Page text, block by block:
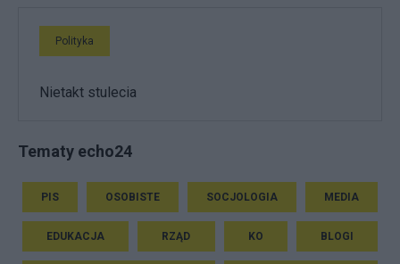
Polityka
Nietakt stulecia
Tematy echo24
PIS OSOBISTE SOCJOLOGIA MEDIA
EDUKACJA RZĄD KO BLOGI